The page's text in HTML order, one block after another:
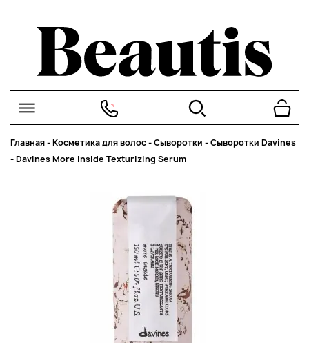
Главная-Косметика для волос-Сыворотки -Сыворотки Davines
-Davines More Inside Texturizing Serum